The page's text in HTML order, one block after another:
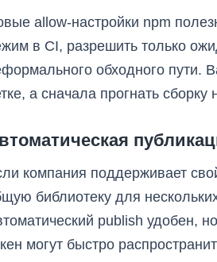
allow-настройки npm
в CI, разрешить только
обходного пути.
а сначала прогнать
компания поддерживает
библиотеку для
publish удобен,
могут быстро